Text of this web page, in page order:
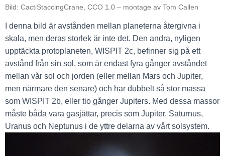
Bild: CactiStaccingCrane, CCO 1.0 – montage av Tom Callen
I denna bild är avstånden mellan planeterna återgivna i
skala, men deras storlek är inte det. Den andra, nyligen
upptäckta protoplaneten, WISPIT 2c, befinner sig på ett
avstånd från sin sol, som är endast fyra gånger avståndet
mellan vår sol och jorden (eller mellan Mars och Jupiter,
men närmare den senare) och har dubbelt så stor massa
som WISPIT 2b, eller tio gånger Jupiters. Med dessa massor
måste båda vara gasjättar, precis som Jupiter, Saturnus,
Uranus och Neptunus i de yttre delarna av vårt solsystem.